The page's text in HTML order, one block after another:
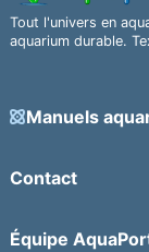
Tout l'univers en
aquarium durable.
Manuels
Contact
Équipe